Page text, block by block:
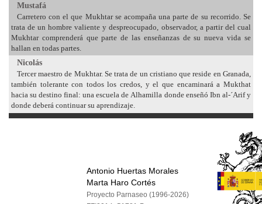
Mustafá
Carretero con el que Mukhtar se acompaña una parte de su recorrido. Se
trata de un hombre valiente y despreocupado, observador, a partir del cual
Mukhtar comprenderá que parte de las enseñanzas de su nueva vida se
hallan en todas partes.
Nicolás
Tercer maestro de Mukhtar. Se trata de un cristiano que reside en Granada,
también tolerante con todos los credos, y el que encaminará a Mukthat
hacia su destino final: una escuela de Alhamilla donde enseñó Ibn al-´Arif y
donde deberá continuar su aprendizaje.
Antonio Huertas Morales
Marta Haro Cortés
Proyecto Parnaseo (1996-2026)